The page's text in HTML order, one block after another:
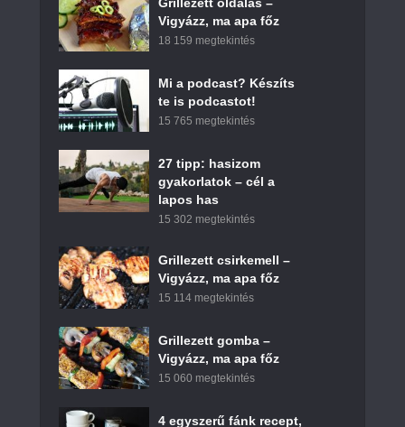
Vigyázz, ma apa főz
18 159 megtekintés
Mi a podcast? Készíts
te is podcastot!
15 765 megtekintés
27 tipp: hasizom
gyakorlatok – cél a
lapos has
15 302 megtekintés
Grillezett csirkemell –
Vigyázz, ma apa főz
15 114 megtekintés
Grillezett gomba –
Vigyázz, ma apa főz
15 060 megtekintés
4 egyszerű fánk recept,